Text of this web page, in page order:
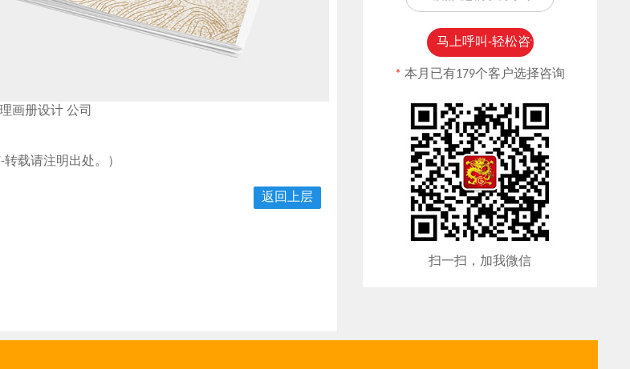
画册设计 公司
-转载请注明出处。）
返回上层
*本月已有179个客户选择咨询
扫一扫，加我微信